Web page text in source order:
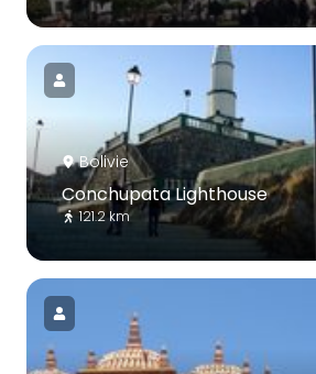
Bolivie
Conchupata Lighthouse
121.2 km